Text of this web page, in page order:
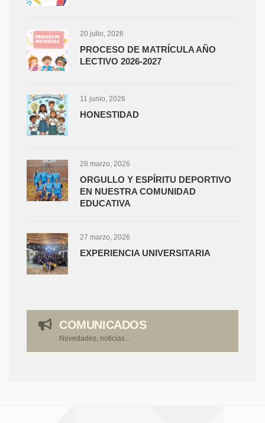
20 julio, 2026
PROCESO DE MATRÍCULA AÑO
LECTIVO 2026-2027
11 junio, 2026
HONESTIDAD
28 marzo, 2026
ORGULLO Y ESPÍRITU DEPORTIVO
EN NUESTRA COMUNIDAD
EDUCATIVA
27 marzo, 2026
EXPERIENCIA UNIVERSITARIA
COMUNICADOS
Novedades, noticias...